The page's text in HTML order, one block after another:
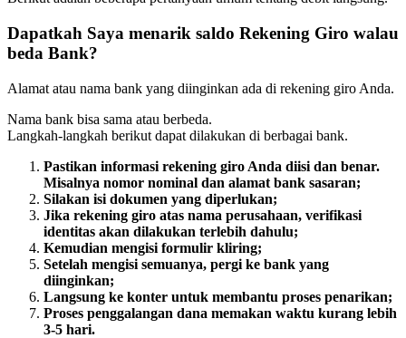
Dapatkah Saya menarik saldo Rekening Giro walau
beda Bank?
Alamat atau nama bank yang diinginkan ada di rekening giro Anda.
Nama bank bisa sama atau berbeda.
Langkah-langkah berikut dapat dilakukan di berbagai bank.
Pastikan informasi rekening giro Anda diisi dan benar.
Misalnya nomor nominal dan alamat bank sasaran;
Silakan isi dokumen yang diperlukan;
Jika rekening giro atas nama perusahaan, verifikasi
identitas akan dilakukan terlebih dahulu;
Kemudian mengisi formulir kliring;
Setelah mengisi semuanya, pergi ke bank yang
diinginkan;
Langsung ke konter untuk membantu proses penarikan;
Proses penggalangan dana memakan waktu kurang lebih
3-5 hari.